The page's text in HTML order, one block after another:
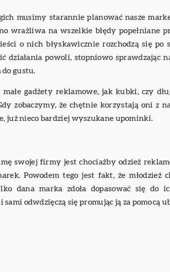
musimy starannie planować nasze
wrażliwa na wszelkie błędy popełniane
o nich błyskawicznie rozchodzą się po
działania powoli, stopniowo sprawdzając
do gustu.
gadżety reklamowe, jak kubki, czy
zobaczymy, że chętnie korzystają oni z
już nieco bardziej wyszukane upominki.
swojej firmy jest chociażby odzież
Powodem tego jest fakt, że młodzież
dana marka zdoła dopasować się do
odwdzięczą się promując ją za pomocą